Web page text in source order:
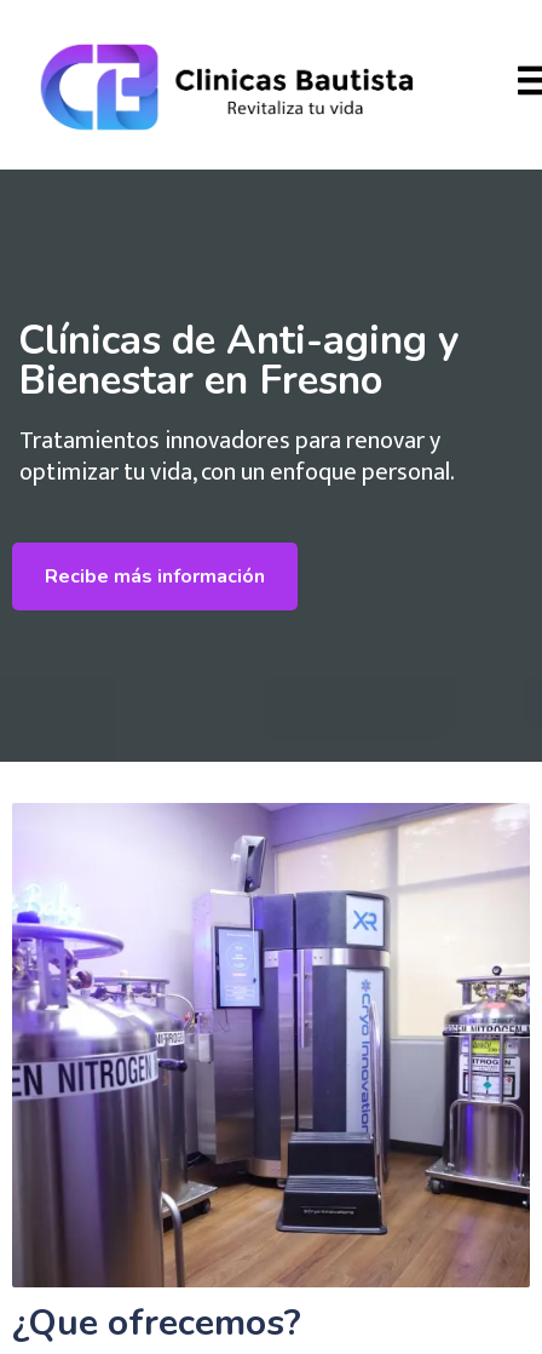
Clínicas de Anti-aging y
Bienestar en Fresno
Tratamientos innovadores para renovar y
optimizar tu vida, con un enfoque personal.
Recibe más información
¿Que ofrecemos?